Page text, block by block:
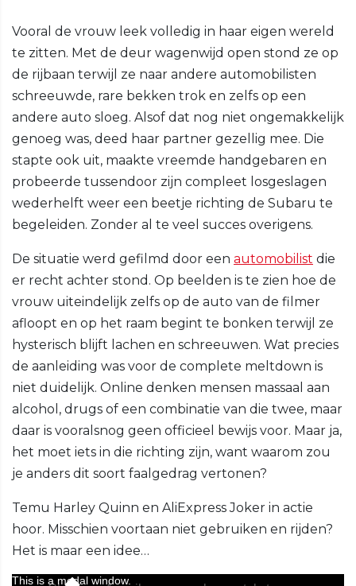
Vooral de vrouw leek volledig in haar eigen wereld
te zitten. Met de deur wagenwijd open stond ze op
de rijbaan terwijl ze naar andere automobilisten
schreeuwde, rare bekken trok en zelfs op een
andere auto sloeg. Alsof dat nog niet ongemakkelijk
genoeg was, deed haar partner gezellig mee. Die
stapte ook uit, maakte vreemde handgebaren en
probeerde tussendoor zijn compleet losgeslagen
wederhelft weer een beetje richting de Subaru te
begeleiden. Zonder al te veel succes overigens.
De situatie werd gefilmd door een automobilist die
er recht achter stond. Op beelden is te zien hoe de
vrouw uiteindelijk zelfs op de auto van de filmer
afloopt en op het raam begint te bonken terwijl ze
hysterisch blijft lachen en schreeuwen. Wat precies
de aanleiding was voor de complete meltdown is
niet duidelijk. Online denken mensen massaal aan
alcohol, drugs of een combinatie van die twee, maar
daar is vooralsnog geen officieel bewijs voor. Maar ja,
het moet iets in die richting zijn, want waarom zou
je anders dit soort faalgedrag vertonen?
Temu Harley Quinn en AliExpress Joker in actie
hoor. Misschien voortaan niet gebruiken en rijden?
Het is maar een idee…